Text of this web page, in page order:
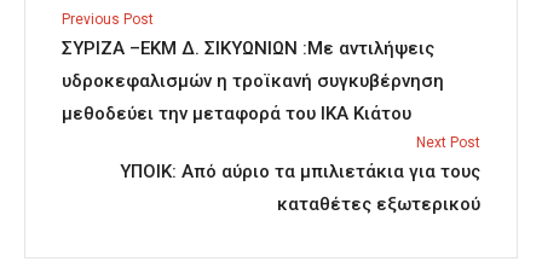
Previous Post
ΣΥΡΙΖΑ –ΕΚΜ Δ. ΣΙΚΥΩΝΙΩΝ :Με αντιλήψεις
υδροκεφαλισμών η τροϊκανή συγκυβέρνηση
μεθοδεύει την μεταφορά του ΙΚΑ Κιάτου
Next Post
ΥΠΟΙΚ: Από αύριο τα μπιλιετάκια για τους
καταθέτες εξωτερικού